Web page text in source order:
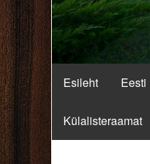
Esileht Eesti
Külalisteraamat